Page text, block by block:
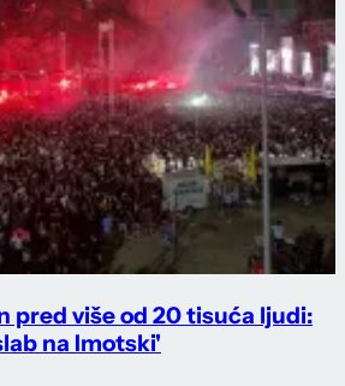
pred više od 20 tisuća ljudi:
na Imotski'